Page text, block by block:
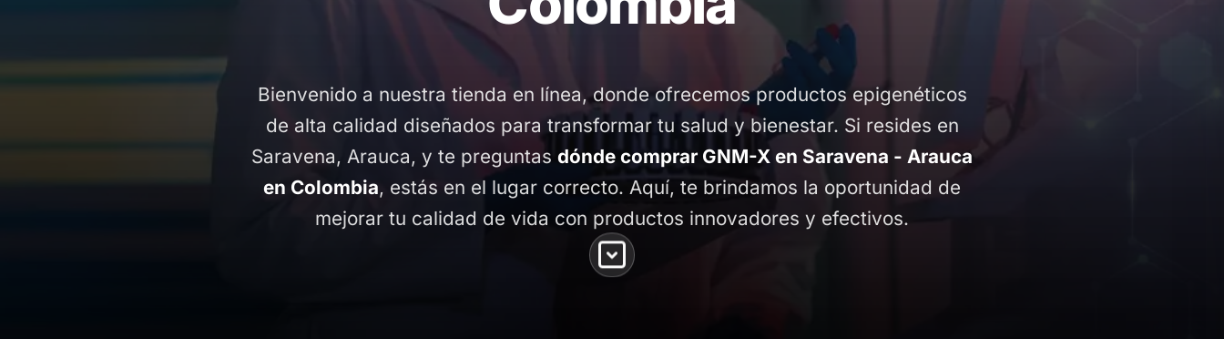
Bienvenido a nuestra tienda en línea, donde ofrecemos productos epigenéticos
de alta calidad diseñados para transformar tu salud y bienestar. Si resides en
Saravena, Arauca, y te preguntas dónde comprar GNM-X en Saravena - Arauca
en Colombia, estás en el lugar correcto. Aquí, te brindamos la oportunidad de
mejorar tu calidad de vida con productos innovadores y efectivos.